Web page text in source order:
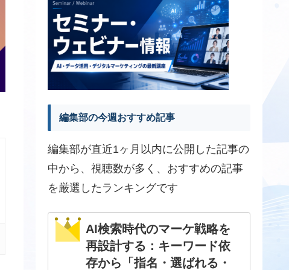
編集部の今週おすすめ記事
編集部が直近1ヶ月以内に公開した記事の
中から、視聴数が多く、おすすめの記事
を厳選したランキングです
AI検索時代のマーケ戦略を
再設計する：キーワード依
存から「指名・選ばれる・